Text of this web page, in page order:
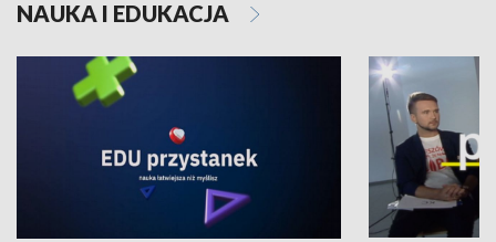
NAUKA I EDUKACJA